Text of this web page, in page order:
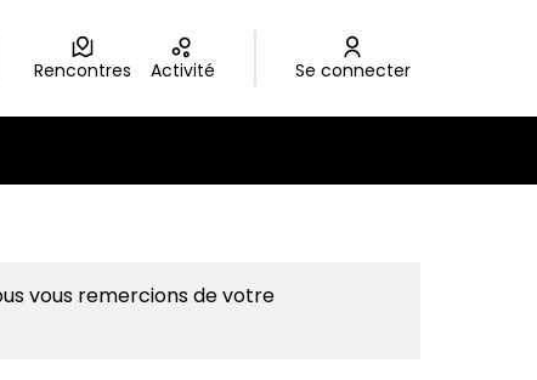
Rencontres Activité Se connecter
vous remercions de votre